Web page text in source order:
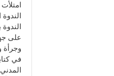
على
وجرأة
في